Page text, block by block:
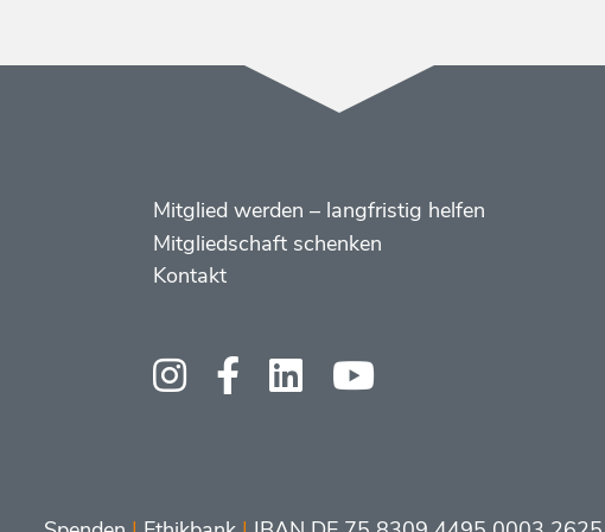
Menüs
Footer
2
Mitglied werden – langfristig helfen
Mitgliedschaft schenken
Kontakt
Social
Media